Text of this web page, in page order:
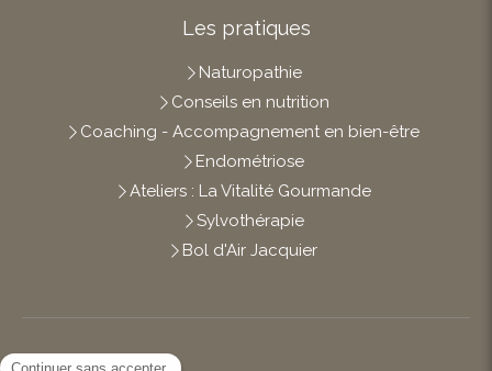
Les pratiques
Naturopathie
Conseils en nutrition
Coaching - Accompagnement en bien-être
Endométriose
Ateliers : La Vitalité Gourmande
Sylvothérapie
Bol d'Air Jacquier